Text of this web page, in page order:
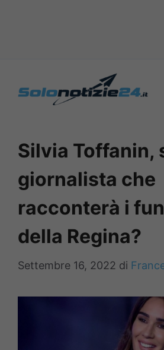
Silvia Toffanin,
giornalista che
racconterà i
della Regina?
Settembre 16, 2022 di